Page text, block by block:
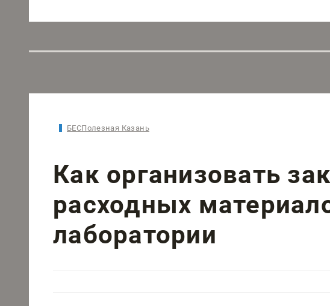
БЕСПолезная Казань
Как организовать
расходных
лаборатории